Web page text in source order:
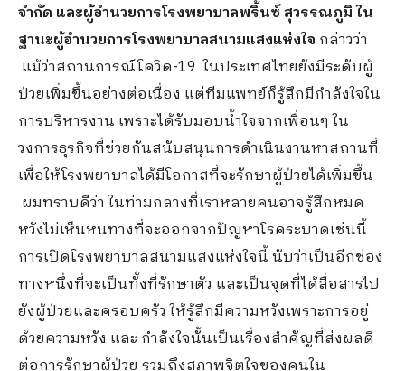
จำกัด และผู้อำนวยการโรงพยาบาลพริ้นซ์ สุวรรณภูมิ ใน
ฐานะผู้อำนวยการโรงพยาบาลสนามแสงแห่งใจ กล่าวว่า
แม้ว่าสถานการณ์โควิด-19 ในประเทศไทยยังมีระดับผู้
ป่วยเพิ่มขึ้นอย่างต่อเนื่อง แต่ทีมแพทย์ก็รู้สึกมีกำลังใจใน
การบริหารงาน เพราะได้รับมอบน้ำใจจากเพื่อนๆ ใน
วงการธุรกิจที่ช่วยกันสนับสนุนการดำเนินงานหาสถานที่
เพื่อให้โรงพยาบาลได้มีโอกาสที่จะรักษาผู้ป่วยได้เพิ่มขึ้น
ผมทราบดีว่า ในท่ามกลางที่เราหลายคนอาจรู้สึกหมด
หวังไม่เห็นหนทางที่จะออกจากปัญหาโรคระบาดเช่นนี้
การเปิดโรงพยาบาลสนามแสงแห่งใจนี้ นับว่าเป็นอีกช่อง
ทางหนึ่งที่จะเป็นทั้งที่รักษาตัว และเป็นจุดที่ได้สื่อสารไป
ยังผู้ป่วยและครอบครัว ให้รู้สึกมีความหวังเพราะการอยู่
ด้วยความหวัง และ กำลังใจนั้นเป็นเรื่องสำคัญที่ส่งผลดี
ต่อการรักษาผู้ป่วย รวมถึงสภาพจิตใจของคนใน